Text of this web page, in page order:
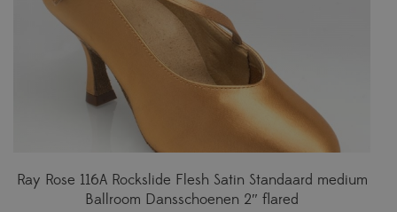
Ray Rose 116A Rockslide Flesh Satin Standaard medium
Ballroom Dansschoenen 2″ flared